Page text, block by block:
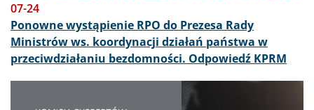
07-24
Ponowne wystąpienie RPO do Prezesa Rady
Ministrów ws. koordynacji działań państwa w
przeciwdziałaniu bezdomności. Odpowiedź KPRM